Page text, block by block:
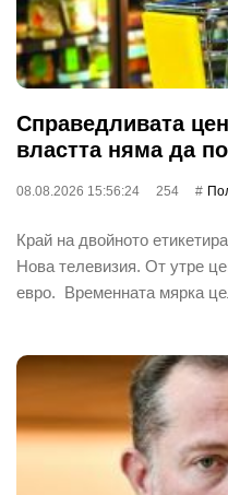
Справедливата
властта няма да
08.08.2026 15:56:24 254
Край на двойното
Нова телевизия. От утре
евро. Временната мярка